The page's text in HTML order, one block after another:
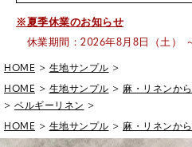
※夏季休業のお知らせ
HOME
生地サンプル
HOME
生地サンプル 麻・リネンか
ベルギーリネン
HOME
生地サンプル 麻・リネンか